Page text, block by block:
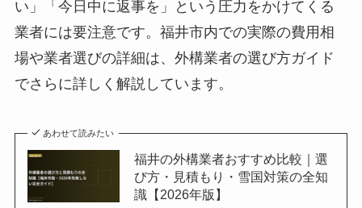
い」「今日中に返事を」という圧力をかけてくる
業者には要注意です。福井市内での実際の費用相
場や業者選びの詳細は、外構業者の選び方ガイド
でさらに詳しく解説しています。
あわせて読みたい
福井の外構業者おすすめ比較｜選
び方・見積もり・雪国対策の全知
識【2026年版】